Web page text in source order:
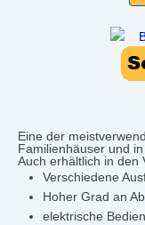
Eine der
Familienhäuser und
Auch erhältlich in den
Verschiedene
Hoher Grad an
elektrische